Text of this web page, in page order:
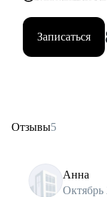
Записаться
Отзывы5
Анна
Октябрь